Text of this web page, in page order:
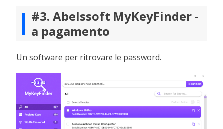
#3. Abelssoft MyKeyFinder -
a pagamento
Un software per ritrovare le password.